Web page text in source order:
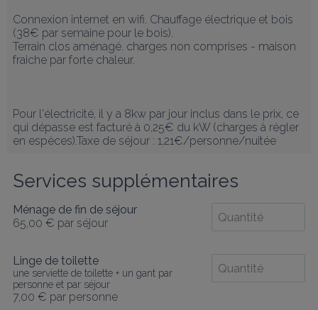
Connexion internet en wifi. Chauffage électrique et bois
(38€ par semaine pour le bois).
Terrain clos aménagé. charges non comprises - maison
fraiche par forte chaleur.
Pour l'électricité, il y a 8kw par jour inclus dans le prix, ce
qui dépasse est facturé à 0,25€ du kW (charges à régler
en espèces).Taxe de séjour : 1,21€/personne/nuitée
Services supplémentaires
Ménage de fin de séjour
65,00 € par séjour
Linge de toilette
une serviette de toilette + un gant par
personne et par séjour
7,00 € par personne